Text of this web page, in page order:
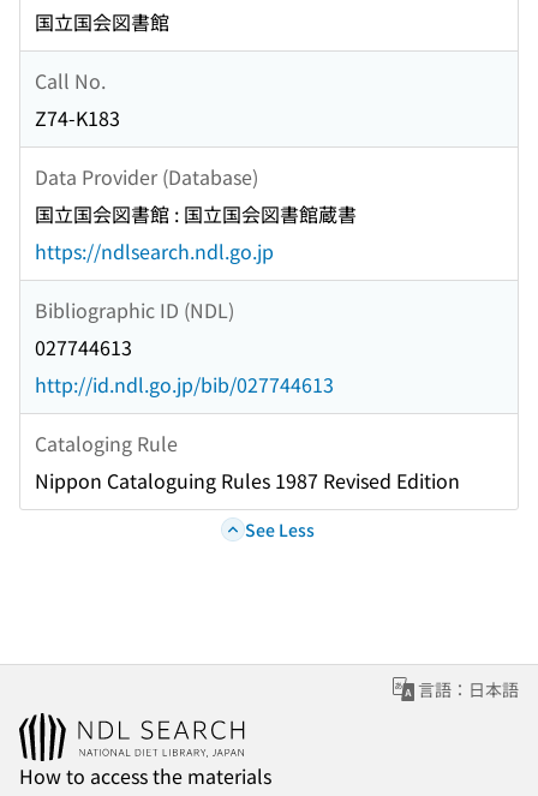
国立国会図書館
Call No.
Z74-K183
Data Provider (Database)
国立国会図書館 : 国立国会図書館蔵書
https://ndlsearch.ndl.go.jp
Bibliographic ID (NDL)
027744613
http://id.ndl.go.jp/bib/027744613
Cataloging Rule
Nippon Cataloguing Rules 1987 Revised Edition
See Less
言語：日本語
How to access the materials